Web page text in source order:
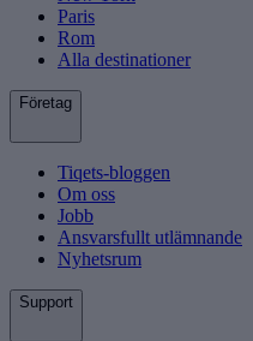
Paris
Rom
Alla destinationer
Företag
Tiqets-bloggen
Om oss
Jobb
Ansvarsfullt utlämnande
Nyhetsrum
Support